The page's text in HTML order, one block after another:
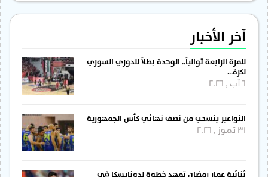
آخر الأخبار
للمرة الرابعة توالياً.. الوحدة بطلاً للدوري السوري
لكرة…
النواعير ينسحب من نصف نهائي كأس الجمهورية
31 تموز , 2026